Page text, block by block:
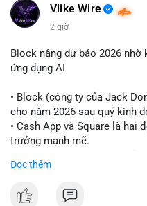
tiếp lên thị trường. Với mức
khả năng tái phân bổ danh
hưởng nhẹ, nhưng không đủ
Theo dõi thêm các giao dịch
xuất hiện chuỗi chuyển tiền
cơ điều chỉnh. Tránh hành
nhận đầy đủ dòng tiền.
#7btc #chuyenvilanh
Vlike Wire
2 giờ
Block nâng dự báo 2026
ứng dụng AI
• Block (công ty của Jack
cho năm 2026 sau quý kinh
• Cash App và Square là hai
trưởng mạnh mẽ.
quy trình phát triển phần mềm.
#block #fintech
Đọc thêm